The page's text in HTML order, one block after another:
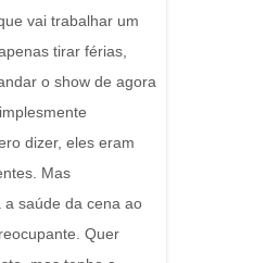
vai trabalhar um
tirar férias,
o show de agora
dizer, eles eram
Mas
saúde da cena ao
Quer